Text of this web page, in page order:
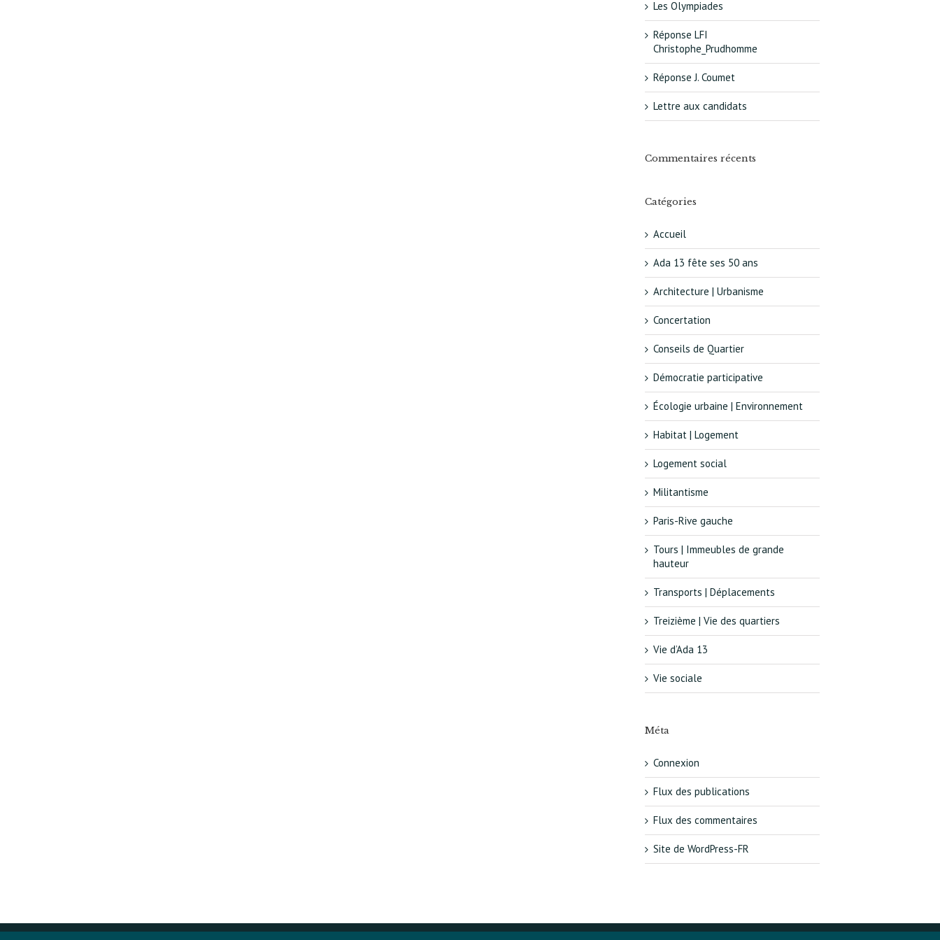
Les Olympiades
Réponse LFI
Christophe_Prudhomme
Réponse J. Coumet
Lettre aux candidats
Commentaires récents
Catégories
Accueil
Ada 13 fête ses 50 ans
Architecture | Urbanisme
Concertation
Conseils de Quartier
Démocratie participative
Écologie urbaine | Environnement
Habitat | Logement
Logement social
Militantisme
Paris-Rive gauche
Tours | Immeubles de grande
hauteur
Transports | Déplacements
Treizième | Vie des quartiers
Vie d’Ada 13
Vie sociale
Méta
Connexion
Flux des publications
Flux des commentaires
Site de WordPress-FR